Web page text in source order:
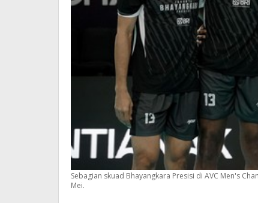
Sebagian skuad Bhayangkara Presisi di AVC Men's
Mei.